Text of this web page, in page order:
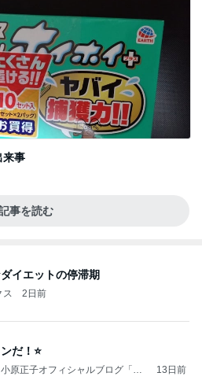
来事
事を読む
イエットの停滞期
ス 2日前
だ！⭐️
原正子オフィシャルブログ「女
13日前